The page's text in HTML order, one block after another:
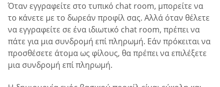
Όταν εγγραφείτε στο τυπικό chat room, μπορείτε να
το κάνετε με το δωρεάν προφίλ σας. Αλλά όταν θέλετε
να εγγραφείτε σε ένα ιδιωτικό chat room, πρέπει να
πάτε για μια συνδρομή επί πληρωμή. Εάν πρόκειται να
προσθέσετε άτομα ως φίλους, θα πρέπει να επιλέξετε
μια συνδρομή επί πληρωμή.